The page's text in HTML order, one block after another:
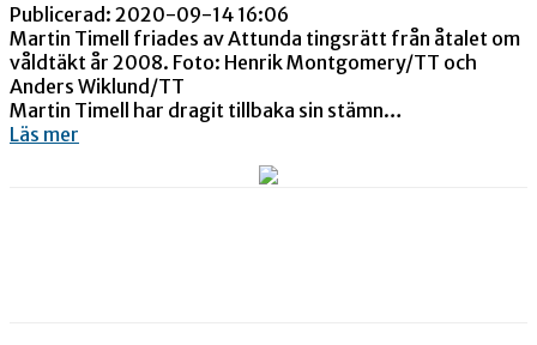
Publicerad: 2020-09-14 16:06
Martin Timell friades av Attunda tingsrätt från åtalet om
våldtäkt år 2008. Foto: Henrik Montgomery/TT och
Anders Wiklund/TT
Martin Timell har dragit tillbaka sin stämn…
Läs mer